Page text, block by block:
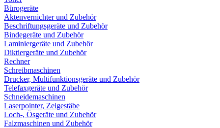
Bürogeräte
Aktenvernichter und Zubehör
Beschriftungsgeräte und Zubehör
Bindegeräte und Zubehör
Laminiergeräte und Zubehör
Diktiergeräte und Zubehör
Rechner
Schreibmaschinen
Drucker, Multifunktionsgeräte und Zubehör
Telefaxgeräte und Zubehör
Schneidemaschinen
Laserpointer, Zeigestäbe
Loch-, Ösgeräte und Zubehör
Falzmaschinen und Zubehör